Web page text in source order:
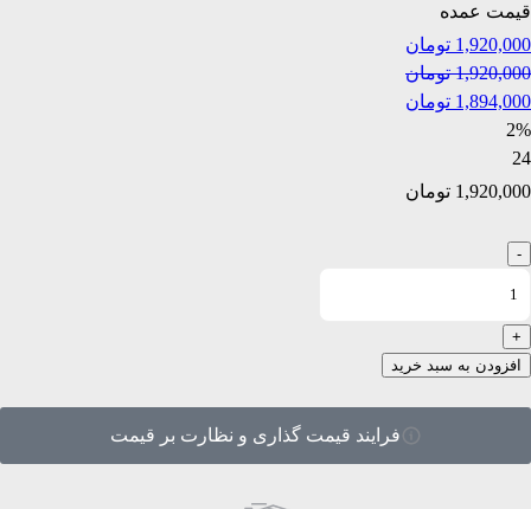
قیمت عمده
1,920,000 تومان
1,920,000 تومان
1,894,000 تومان
2%
24
1,920,000 تومان
-
+
افزودن به سبد خرید
فرایند قیمت گذاری و نظارت بر قیمت